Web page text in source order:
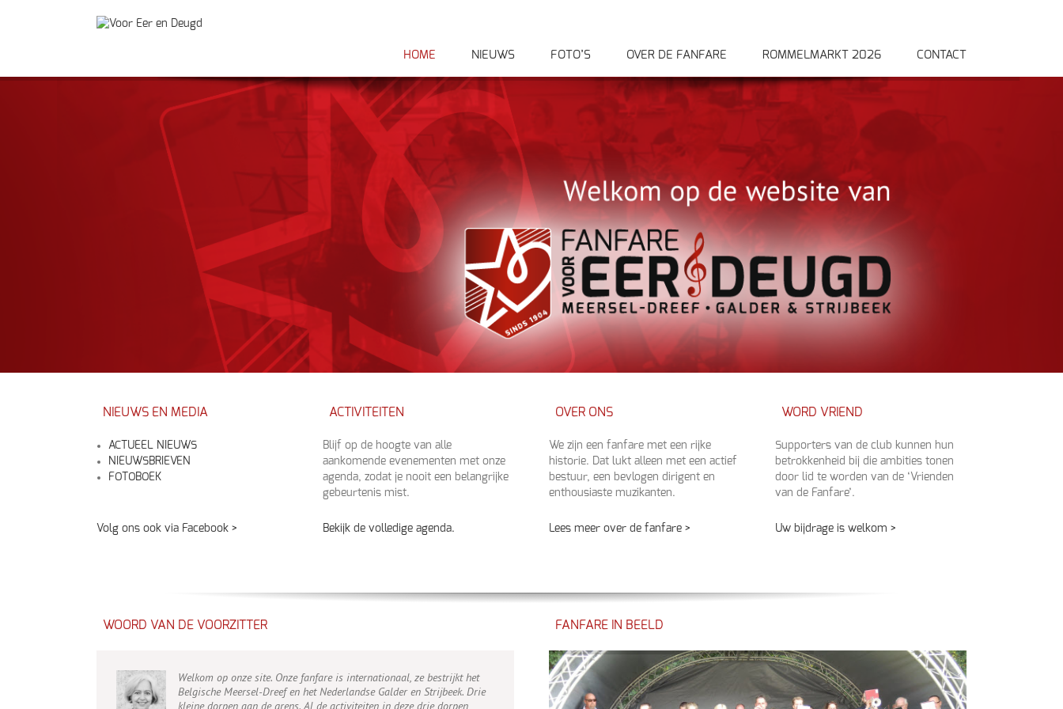
HOME NIEUWS FOTO’S OVER DE FANFARE ROMMELMARKT 2026 CONTACT
NIEUWS EN MEDIA
ACTUEEL NIEUWS
NIEUWSBRIEVEN
FOTOBOEK
Volg ons ook via Facebook >
ACTIVITEITEN
Blijf op de hoogte van alle
aankomende evenementen met onze
agenda, zodat je nooit een belangrijke
gebeurtenis mist.
Bekijk de volledige agenda.
OVER ONS
We zijn een fanfare met een rijke
historie. Dat lukt alleen met een actief
bestuur, een bevlogen dirigent en
enthousiaste muzikanten.
Lees meer over de fanfare >
WORD VRIEND
Supporters van de club kunnen hun
betrokkenheid bij die ambities tonen
door lid te worden van de ‘Vrienden
van de Fanfare’.
Uw bijdrage is welkom >
WOORD VAN DE VOORZITTER
Welkom op onze site. Onze fanfare is internationaal, ze bestrijkt het
Belgische Meersel-Dreef en het Nederlandse Galder en Strijbeek. Drie
kleine dorpen aan de grens. Al de activiteiten in deze drie dorpen
FANFARE IN BEELD